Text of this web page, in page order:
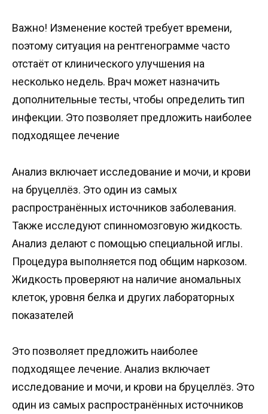
Важно! Изменение костей требует времени,
поэтому ситуация на рентгенограмме часто
отстаёт от клинического улучшения на
несколько недель. Врач может назначить
дополнительные тесты, чтобы определить тип
инфекции. Это позволяет предложить наиболее
подходящее лечение
Анализ включает исследование и мочи, и крови
на бруцеллёз. Это один из самых
распространённых источников заболевания.
Также исследуют спинномозговую жидкость.
Анализ делают с помощью специальной иглы.
Процедура выполняется под общим наркозом.
Жидкость проверяют на наличие аномальных
клеток, уровня белка и других лабораторных
показателей
Это позволяет предложить наиболее
подходящее лечение. Анализ включает
исследование и мочи, и крови на бруцеллёз. Это
один из самых распространённых источников